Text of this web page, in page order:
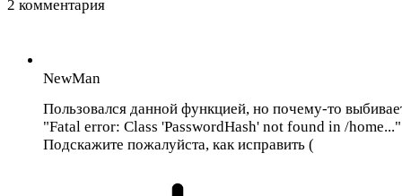
2 комментария
NewMan
Пользовался данной функцией, но почему-то
"Fatal error: Class 'PasswordHash' not found in /home..."
Подскажите пожалуйста, как исправить (